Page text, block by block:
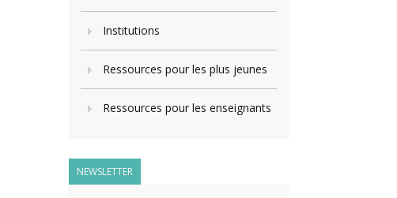
Institutions
Ressources pour les plus jeunes
Ressources pour les enseignants
NEWSLETTER